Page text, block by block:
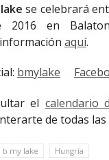
se celebrará
2016 en
aquí.
bmylake
el calendario
de todas las
b my lake Hungría